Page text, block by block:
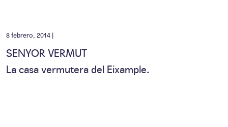
8 febrero, 2014 |
SENYOR VERMUT
La casa vermutera del Eixample.